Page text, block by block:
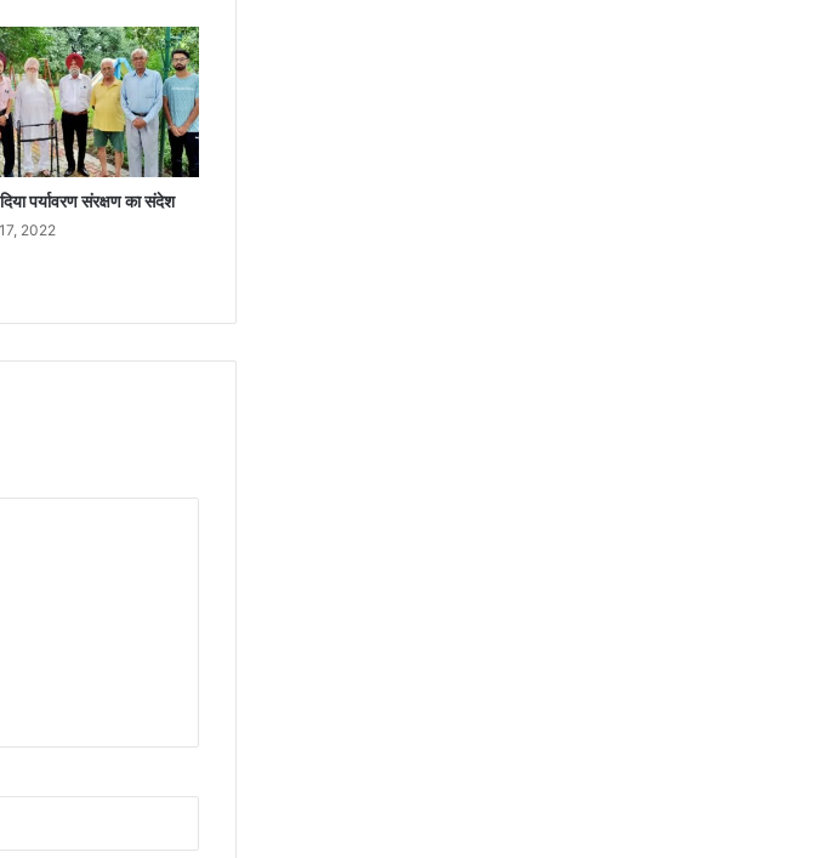
पर्यावरण संरक्षण का संदेश
2022